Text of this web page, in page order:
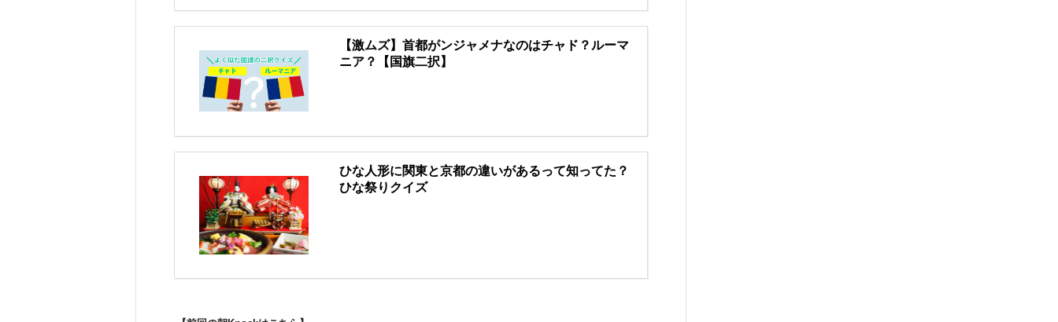
【激ムズ】首都がンジャメナなのはチャド？ルーマ
ニア？【国旗二択】
ひな人形に関東と京都の違いがあるって知ってた？
ひな祭りクイズ